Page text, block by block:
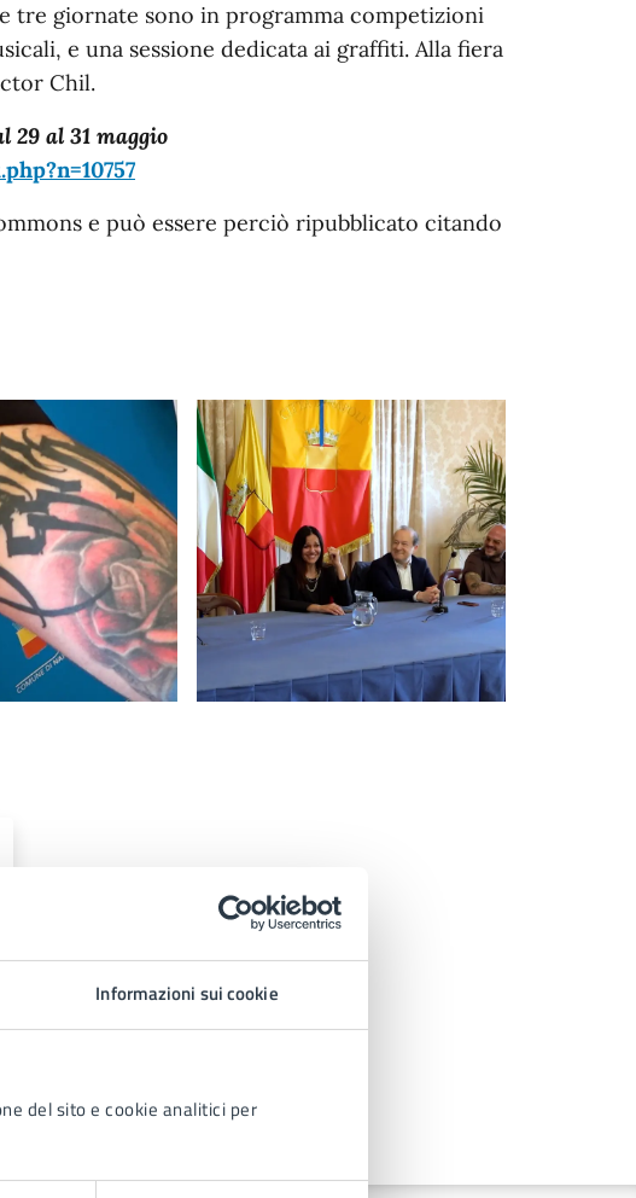
Informazioni sui cookie
del sito e cookie analitici per
tre giornate sono in programma competizioni
e una sessione dedicata ai graffiti. Alla fiera
Chil.
29 al 31 maggio
e può essere perciò ripubblicato citando